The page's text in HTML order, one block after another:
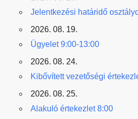
Jelentkezési határidő
2026. 08. 19.
Ügyelet 9:00-13:00
2026. 08. 24.
Kibővített vezetőségi
2026. 08. 25.
Alakuló értekezlet 8:00